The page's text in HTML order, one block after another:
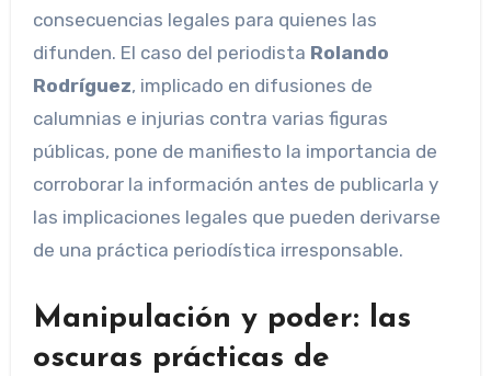
consecuencias legales para quienes las
difunden. El caso del periodista Rolando
Rodríguez, implicado en difusiones de
calumnias e injurias contra varias figuras
públicas, pone de manifiesto la importancia de
corroborar la información antes de publicarla y
las implicaciones legales que pueden derivarse
de una práctica periodística irresponsable.
Manipulación y poder: las
oscuras prácticas de